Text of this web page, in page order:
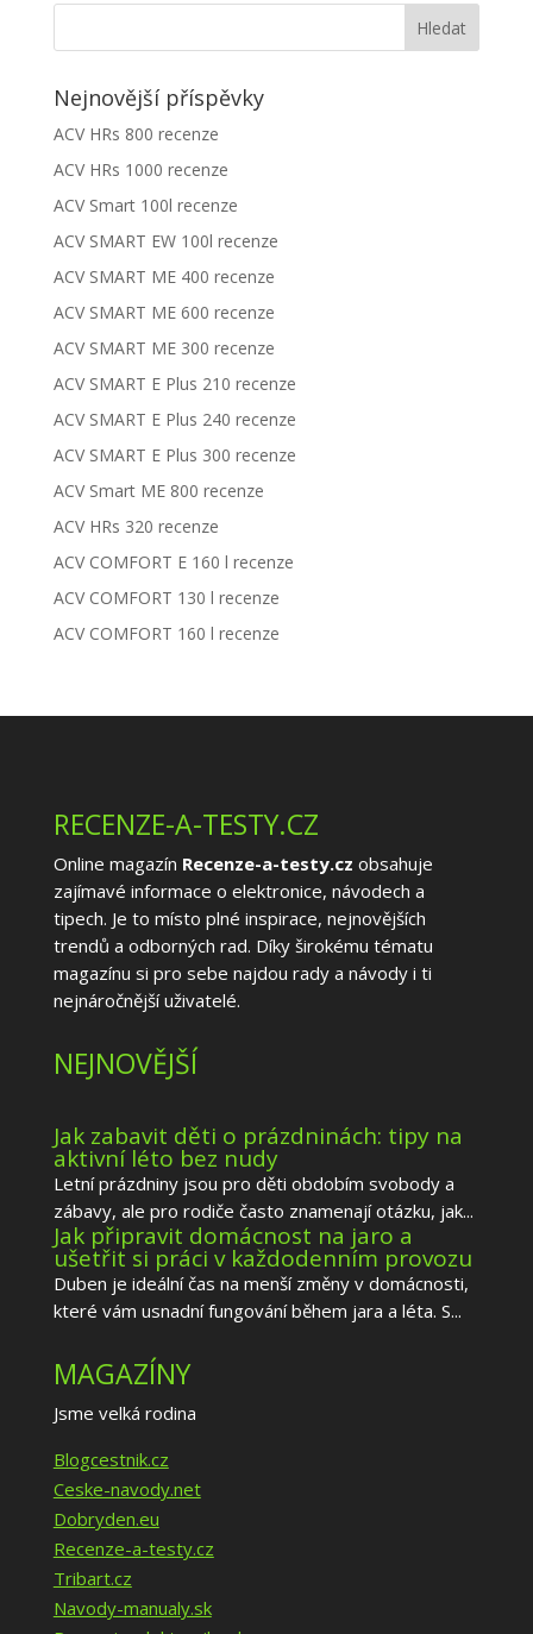
Nejnovější příspěvky
ACV HRs 800 recenze
ACV HRs 1000 recenze
ACV Smart 100l recenze
ACV SMART EW 100l recenze
ACV SMART ME 400 recenze
ACV SMART ME 600 recenze
ACV SMART ME 300 recenze
ACV SMART E Plus 210 recenze
ACV SMART E Plus 240 recenze
ACV SMART E Plus 300 recenze
ACV Smart ME 800 recenze
ACV HRs 320 recenze
ACV COMFORT E 160 l recenze
ACV COMFORT 130 l recenze
ACV COMFORT 160 l recenze
RECENZE-A-TESTY.CZ
Online magazín Recenze-a-testy.cz obsahuje
zajímavé informace o elektronice, návodech a
tipech. Je to místo plné inspirace, nejnovějších
trendů a odborných rad. Díky širokému tématu
magazínu si pro sebe najdou rady a návody i ti
nejnáročnější uživatelé.
NEJNOVĚJŠÍ
Jak zabavit děti o prázdninách: tipy na
aktivní léto bez nudy
Letní prázdniny jsou pro děti obdobím svobody a
zábavy, ale pro rodiče často znamenají otázku, jak...
Jak připravit domácnost na jaro a
ušetřit si práci v každodenním provozu
Duben je ideální čas na menší změny v domácnosti,
které vám usnadní fungování během jara a léta. S...
MAGAZÍNY
Jsme velká rodina
Blogcestnik.cz
Ceske-navody.net
Dobryden.eu
Recenze-a-testy.cz
Tribart.cz
Navody-manualy.sk